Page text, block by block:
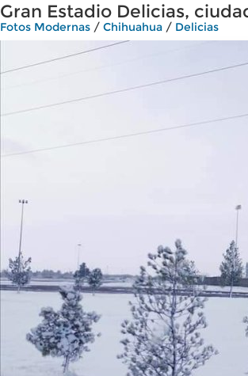
Gran Estadio Delicias,
Fotos Modernas / Chihuahua / Delicias